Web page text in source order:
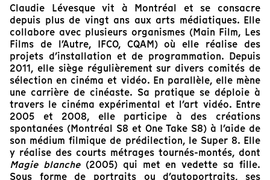
Claudie Lévesque vit à Montréal et se consacre
depuis plus de vingt ans aux arts médiatiques. Elle
collabore avec plusieurs organismes (Main Film, Les
Films de l’Autre, IFCO, CQAM) où elle réalise des
projets d’installation et de programmation. Depuis
2011, elle siège régulièrement sur divers comités de
sélection en cinéma et vidéo. En parallèle, elle mène
une carrière de cinéaste. Sa pratique se déploie à
travers le cinéma expérimental et l’art vidéo. Entre
2005 et 2008, elle participe à des créations
spontanées (Montréal S8 et One Take S8) à l’aide de
son médium filmique de prédilection, le Super 8. Elle
y réalise des courts métrages tournés-montés, dont
Magie blanche(2005) qui met en vedette sa fille.
Sous forme de portraits ou d’autoportraits, ses